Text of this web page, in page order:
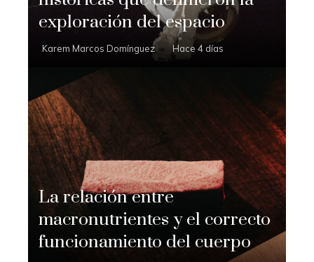
exploración del espacio
Karem Marcos Domínguez Hace 4 días
La relación entre
macronutrientes y el correcto
funcionamiento del cuerpo